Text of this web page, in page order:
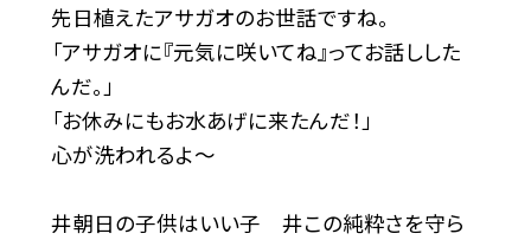
先日植えたアサガオのお世話ですね。
「アサガオに『元気に咲いてね』ってお話しした
んだ。」
「お休みにもお水あげに来たんだ！」
心が洗われるよ～
井朝日の子供はいい子 井この純粋さを守ら